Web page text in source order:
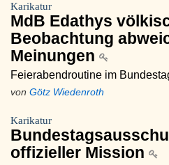
Karikatur
MdB Edathys
Beobachtung
Meinungen
Feierabendroutine im
von Götz Wiedenroth
Karikatur
offizieller Mission